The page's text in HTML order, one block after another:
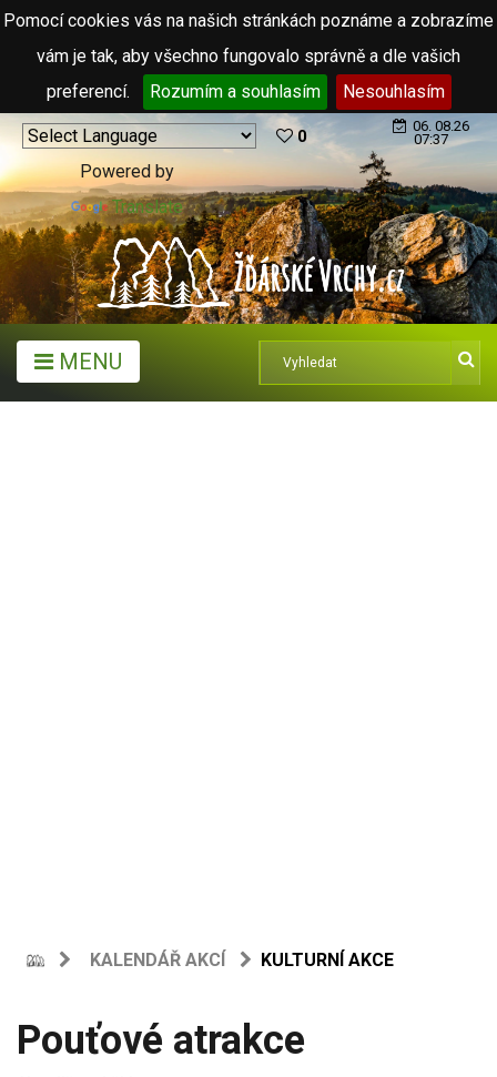
Pomocí cookies vás na našich stránkách poznáme a zobrazíme
vám je tak, aby všechno fungovalo správně a dle vašich
preferencí.
Rozumím a souhlasím Nesouhlasím
Powered by
Translate
0
06. 08.26
07:37
MENU
KALENDÁŘ AKCÍ KULTURNÍ AKCE
Pouťové atrakce